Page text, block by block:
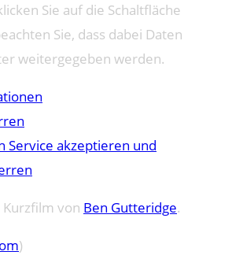
Sie auf die Schaltfläche
Sie, dass dabei Daten
weitergegeben werden.
Service akzeptieren und
Kurzfilm von Ben Gutteridge.
)